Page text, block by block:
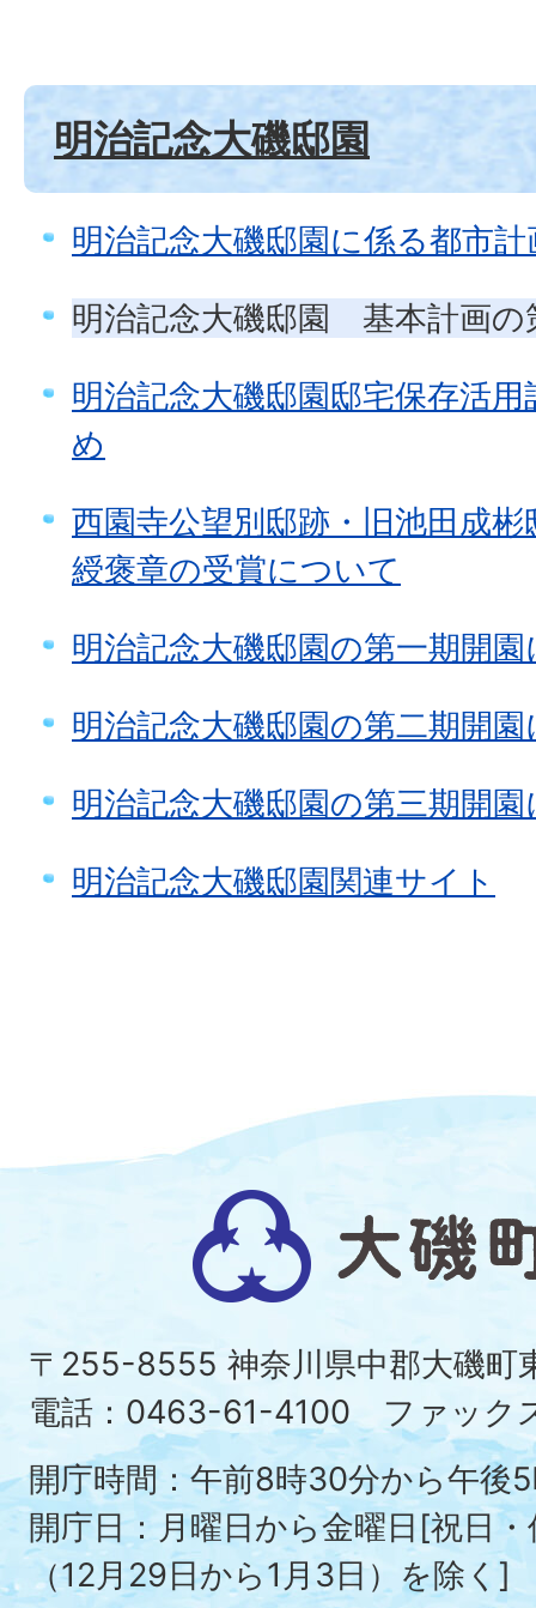
明治記念大磯邸園
明治記念大磯邸園に係る都市
明治記念大磯邸園 基本計画の
明治記念大磯邸園邸宅保存活
め
西園寺公望別邸跡・旧池田成
綬褒章の受賞について
明治記念大磯邸園の第一期開
明治記念大磯邸園の第二期開
明治記念大磯邸園の第三期開
明治記念大磯邸園関連サイト
大
磯
町
〒255-8555 神奈川県中郡大磯
電話：0463-61-4100 ファック
開庁時間：午前8時30分から午後
開庁日：月曜日から金曜日[祝日
（12月29日から1月3日）を除く]